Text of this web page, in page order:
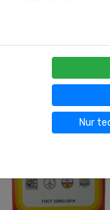
Nur